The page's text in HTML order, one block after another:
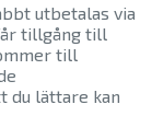
utbetalas via
tillgång till
till
du lättare kan